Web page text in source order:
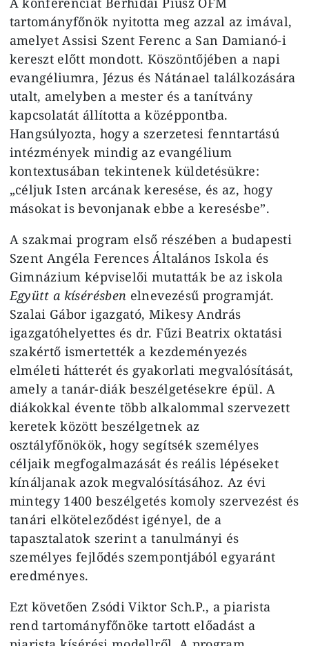
tartományfőnök nyitotta meg azzal az imával,
amelyet Assisi Szent Ferenc a San Damianó-i
kereszt előtt mondott. Köszöntőjében a napi
evangéliumra, Jézus és Nátánael találkozására
utalt, amelyben a mester és a tanítvány
kapcsolatát állította a középpontba.
Hangsúlyozta, hogy a szerzetesi fenntartású
intézmények mindig az evangélium
kontextusában tekintenek küldetésükre:
„céljuk Isten arcának keresése, és az, hogy
másokat is bevonjanak ebbe a keresésbe”.
A szakmai program első részében a budapesti
Szent Angéla Ferences Általános Iskola és
Gimnázium képviselői mutatták be az iskola
Együtt a kísérésben elnevezésű programját.
Szalai Gábor igazgató, Mikesy András
igazgatóhelyettes és dr. Fűzi Beatrix oktatási
szakértő ismertették a kezdeményezés
elméleti hátterét és gyakorlati megvalósítását,
amely a tanár-diák beszélgetésekre épül. A
diákokkal évente több alkalommal szervezett
keretek között beszélgetnek az
osztályfőnökök, hogy segítsék személyes
céljaik megfogalmazását és reális lépéseket
kínáljanak azok megvalósításához. Az évi
mintegy 1400 beszélgetés komoly szervezést és
tanári elköteleződést igényel, de a
tapasztalatok szerint a tanulmányi és
személyes fejlődés szempontjából egyaránt
eredményes.
Ezt követően Zsódi Viktor Sch.P., a piarista
rend tartományfőnöke tartott előadást a